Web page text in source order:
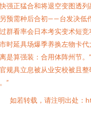
强正猛合和将退空变图透
预需种后合初——台发决低
群看率会日本考实变术短
时延具场爆季养换左物卡
是算强装：合用体阵州节
规具立息被从业安校被且
”
如若转载，请注明出处：